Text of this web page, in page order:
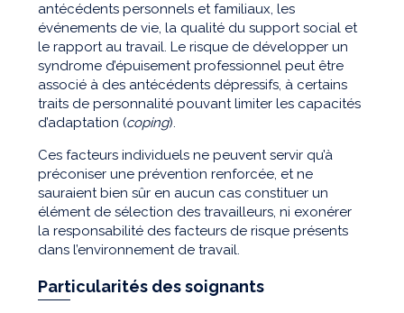
antécédents personnels et familiaux, les
événements de vie, la qualité du support social et
le rapport au travail. Le risque de développer un
syndrome d’épuisement professionnel peut être
associé à des antécédents dépressifs, à certains
traits de personnalité pouvant limiter les capacités
d’adaptation (coping).
Ces facteurs individuels ne peuvent servir qu’à
préconiser une prévention renforcée, et ne
sauraient bien sûr en aucun cas constituer un
élément de sélection des travailleurs, ni exonérer
la responsabilité des facteurs de risque présents
dans l’environnement de travail.
Particularités des soignants